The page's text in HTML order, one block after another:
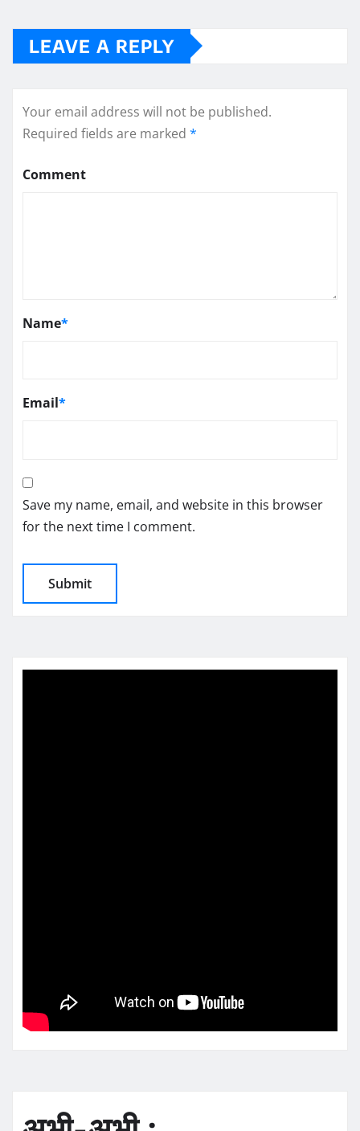
LEAVE A REPLY
Your email address will not be published.
Required fields are marked *
Comment
Name*
Email*
Save my name, email, and website in this browser
for the next time I comment.